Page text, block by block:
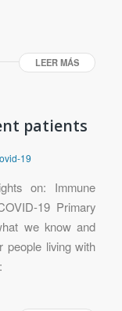
LEER MÁS
patients
19
on: Immune
19 Primary
we know and
people living with